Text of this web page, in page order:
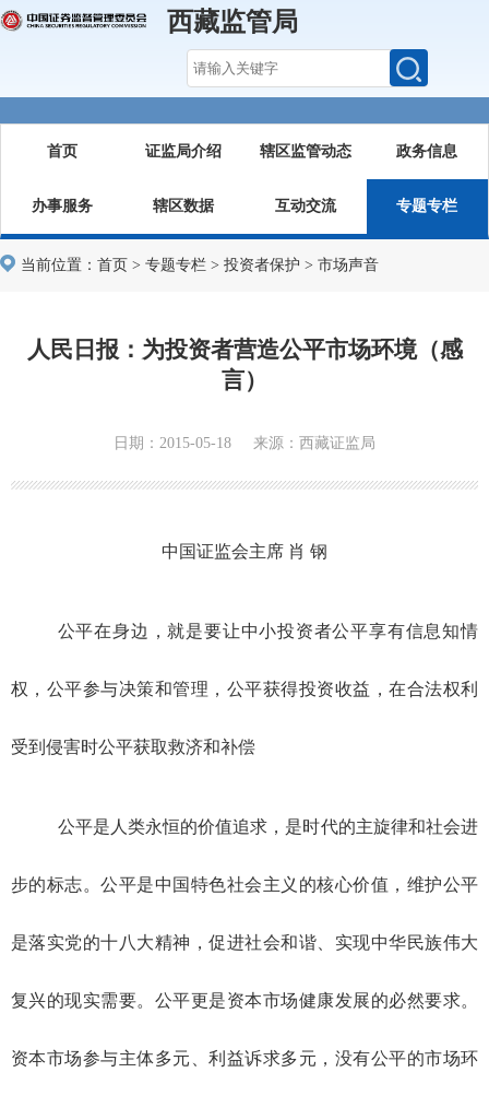
西藏监管局
首页 证监局介绍 辖区监管动态 政务信息
办事服务 辖区数据 互动交流 专题专栏
当前位置： 首页 > 专题专栏 > 投资者保护 > 市场声音
人民日报：为投资者营造公平市场环境（感
言）
日期：2015-05-18 来源：西藏证监局
中国证监会主席 肖 钢
公平在身边，就是要让中小投资者公平享有信息知情
权，公平参与决策和管理，公平获得投资收益，在合法权利
受到侵害时公平获取救济和补偿
公平是人类永恒的价值追求，是时代的主旋律和社会进
步的标志。公平是中国特色社会主义的核心价值，维护公平
是落实党的十八大精神，促进社会和谐、实现中华民族伟大
复兴的现实需要。公平更是资本市场健康发展的必然要求。
资本市场参与主体多元、利益诉求多元，没有公平的市场环